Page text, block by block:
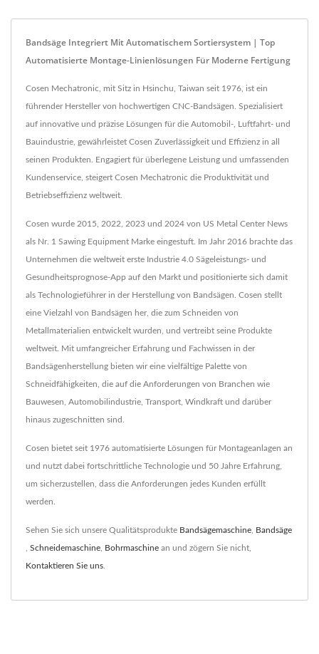
Bandsäge Integriert Mit Automatischem Sortiersystem | Top
Automatisierte Montage-Linienlösungen Für Moderne Fertigung
Cosen Mechatronic, mit Sitz in Hsinchu, Taiwan seit 1976, ist ein
führender Hersteller von hochwertigen CNC-Bandsägen. Spezialisiert
auf innovative und präzise Lösungen für die Automobil-, Luftfahrt- und
Bauindustrie, gewährleistet Cosen Zuverlässigkeit und Effizienz in all
seinen Produkten. Engagiert für überlegene Leistung und umfassenden
Kundenservice, steigert Cosen Mechatronic die Produktivität und
Betriebseffizienz weltweit.
Cosen wurde 2015, 2022, 2023 und 2024 von US Metal Center News
als Nr. 1 Sawing Equipment Marke eingestuft. Im Jahr 2016 brachte das
Unternehmen die weltweit erste Industrie 4.0 Sägeleistungs- und
Gesundheitsprognose-App auf den Markt und positionierte sich damit
als Technologieführer in der Herstellung von Bandsägen. Cosen stellt
eine Vielzahl von Bandsägen her, die zum Schneiden von
Metallmaterialien entwickelt wurden, und vertreibt seine Produkte
weltweit. Mit umfangreicher Erfahrung und Fachwissen in der
Bandsägenherstellung bieten wir eine vielfältige Palette von
Schneidfähigkeiten, die auf die Anforderungen von Branchen wie
Bauwesen, Automobilindustrie, Transport, Windkraft und darüber
hinaus zugeschnitten sind.
Cosen bietet seit 1976 automatisierte Lösungen für Montageanlagen an
und nutzt dabei fortschrittliche Technologie und 50 Jahre Erfahrung,
um sicherzustellen, dass die Anforderungen jedes Kunden erfüllt
werden.
Sehen Sie sich unsere Qualitätsprodukte Bandsägemaschine Bandsäge
Schneidemaschine Bohrmaschine an und zögern Sie nicht,
Kontaktieren Sie uns